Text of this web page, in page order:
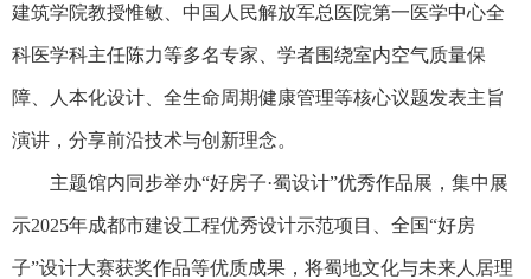
建筑学院教授惟敏、中国人民解放军总医院第一医学中心全
科医学科主任陈力等多名专家、学者围绕室内空气质量保
障、人本化设计、全生命周期健康管理等核心议题发表主旨
演讲，分享前沿技术与创新理念。
主题馆内同步举办“好房子·蜀设计”优秀作品展，集中展
示2025年成都市建设工程优秀设计示范项目、全国“好房
子”设计大赛获奖作品等优质成果，将蜀地文化与未来人居理